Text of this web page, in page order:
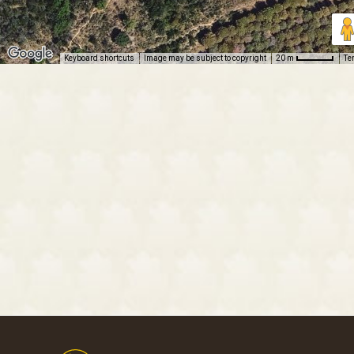
Keyboard shortcuts Image may be subject to copyright 20 m